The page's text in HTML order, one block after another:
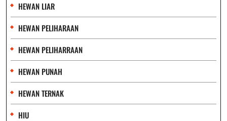
HEWAN LIAR
HEWAN PELIHARAAN
HEWAN PELIHARRAAN
HEWAN PUNAH
HEWAN TERNAK
HIU